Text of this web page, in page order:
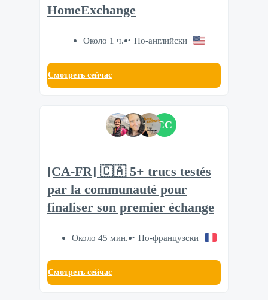
HomeExchange
Около 1 ч. По-английски
Смотреть сейчас
CC
[CA-FR] 🇨🇦 5+ trucs testés
par la communauté pour
finaliser son premier échange
Около 45 мин. По-французски
Смотреть сейчас